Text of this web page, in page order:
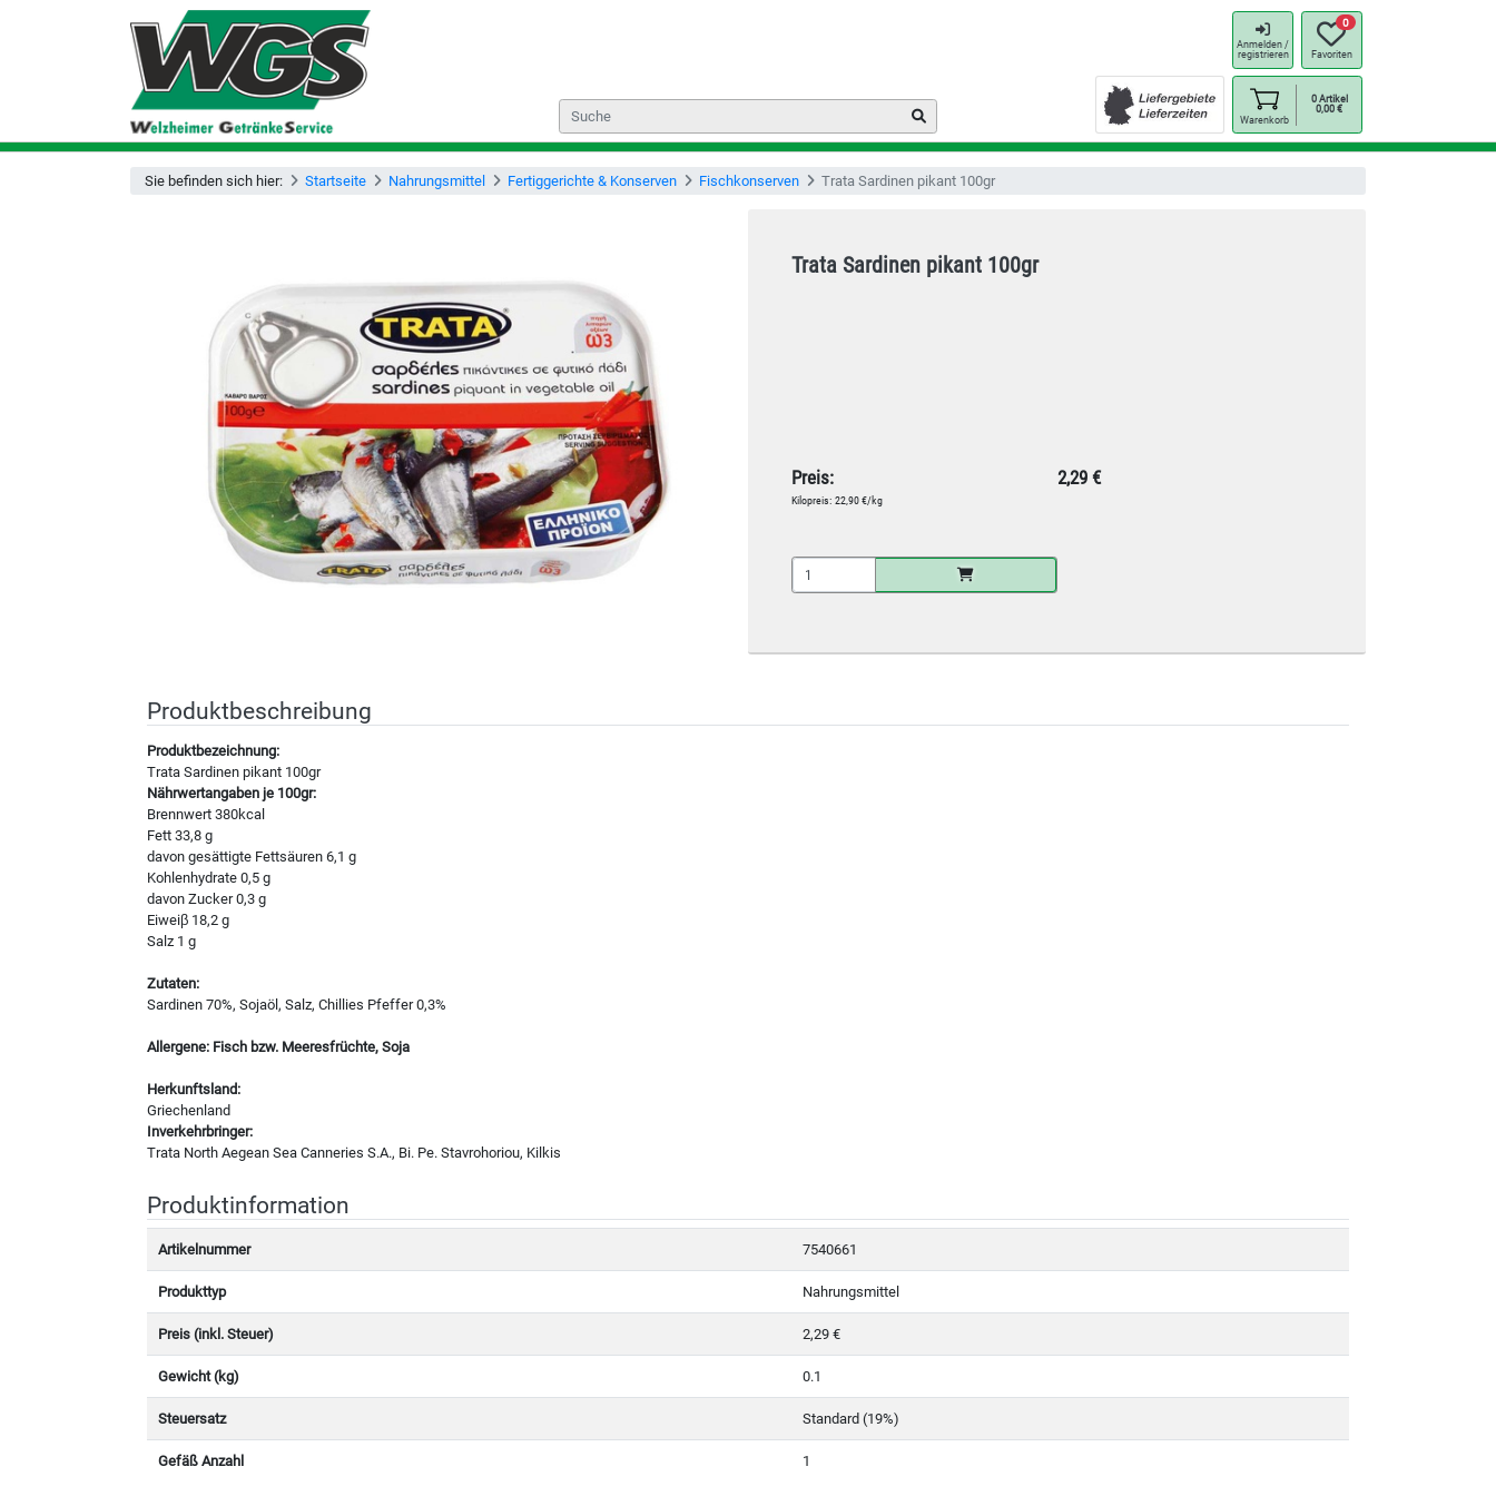
Anmelden /
registrieren
0
Favoriten
Warenkorb
0 Artikel
0,00€
Sie befinden sich hier: Startseite Nahrungsmittel Fertiggerichte & Konserven Fischkonserven Trata Sardinen pikant 100gr
Trata Sardinen pikant 100gr
Preis: 2,29 €
Kilopreis: 22,90 €/kg
Produktbeschreibung
Produktbezeichnung:
Trata Sardinen pikant 100gr
Nährwertangaben je 100gr:
Brennwert 380kcal
Fett 33,8 g
davon gesättigte Fettsäuren 6,1 g
Kohlenhydrate 0,5 g
davon Zucker 0,3 g
Eiweiβ 18,2 g
Salz 1 g
Zutaten:
Sardinen 70%, Sojaöl, Salz, Chillies Pfeffer 0,3%
Allergene: Fisch bzw. Meeresfrüchte, Soja
Herkunftsland:
Griechenland
Inverkehrbringer:
Trata North Aegean Sea Canneries S.A., Bi. Pe. Stavrohoriou, Kilkis
Produktinformation
Artikelnummer 7540661
Produkttyp Nahrungsmittel
Preis (inkl. Steuer) 2,29 €
Gewicht (kg) 0.1
Steuersatz Standard (19%)
Gefäß Anzahl 1